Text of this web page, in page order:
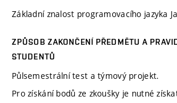
Základní znalost programovacího jazyka
ZPŮSOB ZAKONČENÍ PŘEDMĚTU A
STUDENTŮ
Půlsemestrální test a týmový projekt.
Pro získání bodů ze zkoušky je nutné